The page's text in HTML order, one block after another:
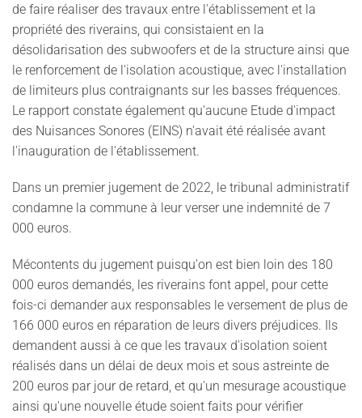
de faire réaliser des travaux entre l'établissement et la
propriété des riverains, qui consistaient en la
désolidarisation des subwoofers et de la structure ainsi que
le renforcement de l'isolation acoustique, avec l'installation
de limiteurs plus contraignants sur les basses fréquences.
Le rapport constate également qu'aucune Etude d'impact
des Nuisances Sonores (EINS) n'avait été réalisée avant
l'inauguration de l'établissement.
Dans un premier jugement de 2022, le tribunal administratif
condamne la commune à leur verser une indemnité de 7
000 euros.
Mécontents du jugement puisqu'on est bien loin des 180
000 euros demandés, les riverains font appel, pour cette
fois-ci demander aux responsables le versement de plus de
166 000 euros en réparation de leurs divers préjudices. Ils
demandent aussi à ce que les travaux d'isolation soient
réalisés dans un délai de deux mois et sous astreinte de
200 euros par jour de retard, et qu'un mesurage acoustique
ainsi qu'une nouvelle étude soient faits pour vérifier